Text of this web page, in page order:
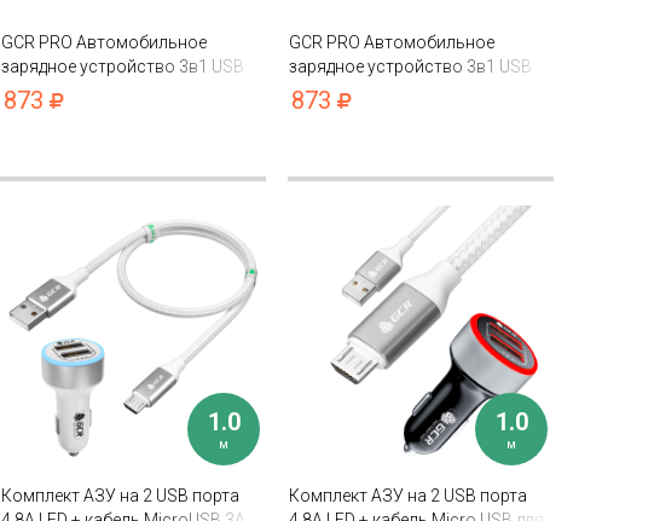
GCR PRO Автомобильное
зарядное устройство 3в1 USB
QC3.0 + 2*Type-C PD 30W
873
GCR PRO Автомобильное
зарядное устройство 3в1 USB
QC3.0 + 2*Type-C PD 30W
873
1.0
м
Комплект АЗУ на 2 USB порта
1.0
м
Комплект АЗУ на 2 USB порта